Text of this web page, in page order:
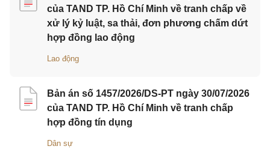
của TAND TP. Hồ Chí Minh về tranh chấp về
xử lý kỷ luật, sa thải, đơn phương chấm dứt
hợp đồng lao động
Lao động
Bản án số 1457/2026/DS-PT ngày 30/07/2026
của TAND TP. Hồ Chí Minh về tranh chấp
hợp đồng tín dụng
Dân sự